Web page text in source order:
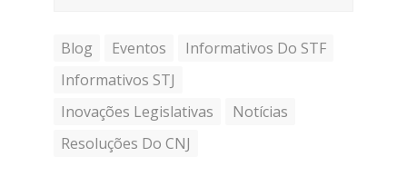
Blog Eventos
Informativos Do STF
Informativos STJ
Inovações Legislativas
Notícias
Resoluções Do CNJ